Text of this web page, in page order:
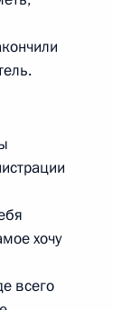
хочу
всего